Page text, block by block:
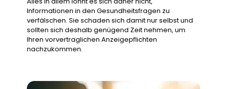
Informationen in den Gesundheitsfragen zu
verfälschen. Sie schaden sich damit nur selbst und
sollten sich deshalb genügend Zeit nehmen, um
Ihren vorvertraglichen Anzeigepflichten
nachzukommen.